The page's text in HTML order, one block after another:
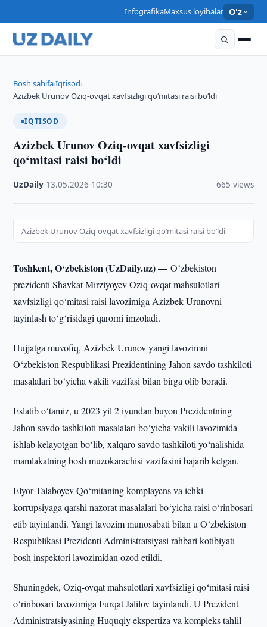
InfografikaMaxsus loyihalar O'z
Bosh sahifa›Iqtisod›
Azizbek Urunov Oziq-ovqat xavfsizligi qo‘mitasi raisi bo‘ldi
IQTISOD
Azizbek Urunov Oziq-ovqat xavfsizligi
qo‘mitasi raisi bo‘ldi
UzDaily 13.05.2026 10:30 665 views
Azizbek Urunov Oziq-ovqat xavfsizligi qo‘mitasi raisi bo‘ldi
Toshkent, O‘zbekiston (UzDaily.uz) —O‘zbekiston
prezidenti Shavkat Mirziyoyev Oziq-ovqat mahsulotlari
xavfsizligi qo‘mitasi raisi lavozimiga Azizbek Urunovni
tayinlash to‘g‘risidagi qarorni imzoladi.
Hujjatga muvofiq, Azizbek Urunov yangi lavozimni
O‘zbekiston Respublikasi Prezidentining Jahon savdo tashkiloti
masalalari bo‘yicha vakili vazifasi bilan birga olib boradi.
Eslatib o‘tamiz, u 2023 yil 2 iyundan buyon Prezidentning
Jahon savdo tashkiloti masalalari bo‘yicha vakili lavozimida
ishlab kelayotgan bo‘lib, xalqaro savdo tashkiloti yo‘nalishida
mamlakatning bosh muzokarachisi vazifasini bajarib kelgan.
Elyor Talaboyev Qo‘mitaning komplayens va ichki
korrupsiyaga qarshi nazorat masalalari bo‘yicha raisi o‘rinbosari
etib tayinlandi. Yangi lavozim munosabati bilan u O‘zbekiston
Respublikasi Prezidenti Administratsiyasi rahbari kotibiyati
bosh inspektori lavozimidan ozod etildi.
Shuningdek, Oziq-ovqat mahsulotlari xavfsizligi qo‘mitasi raisi
o‘rinbosari lavozimiga Furqat Jalilov tayinlandi. U Prezident
Administratsiyasining Huquqiy ekspertiza va kompleks tahlil